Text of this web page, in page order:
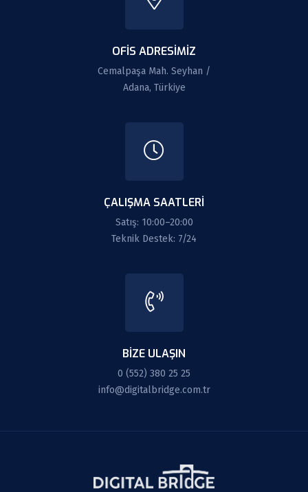
OFIS ADRESIMIZ
Cemalpaşa Mah. Seyhan /
Adana, Türkiye
ÇALIŞMA SAATLERI
Satış: 10:00–20:00
Teknik Destek: 7/24
BIZE ULAŞIN
0 (552) 380 25 25
info@digitalbridge.com.tr